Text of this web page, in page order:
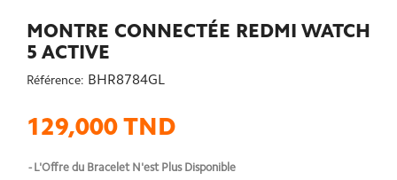
MONTRE CONNECTÉE REDMI WATCH
5 ACTIVE
Référence: BHR8784GL
129,000 TND
L'Offre du Bracelet N'est Plus Disponible